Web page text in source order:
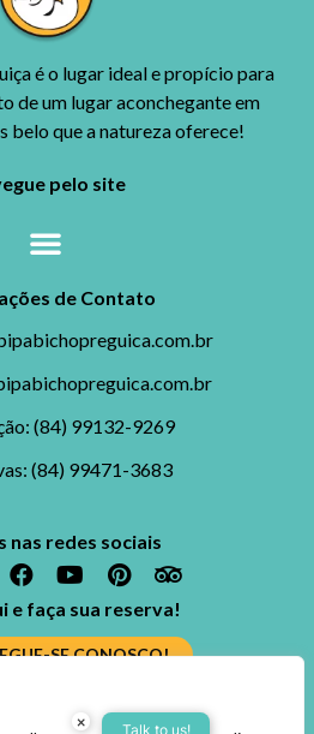
é o lugar ideal e propício para
de um lugar aconchegante em
belo que a natureza oferece!
pelo site
de Contato
(84) 99132-9269
(84) 99471-3683
nas redes sociais
e faça sua reserva!
SE CONOSCO!
dúvida? Fale conosco
× Talk to us!